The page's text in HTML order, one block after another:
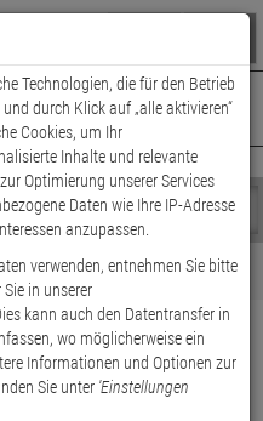
WARENKORB
ist momentan leer.
()
- 16:30 | Fr.: 8:00 - 14:00 Uhr
nutzen
Kameras
Technologien, die für den Betrieb
durch Klick auf „alle aktivieren“
Cookies, um Ihr
Inhalte und relevante
Optimierung unserer Services
Daten wie Ihre IP-Adresse
anzupassen.
verwenden, entnehmen Sie bitte
in unserer
kann auch den Datentransfer in
wo möglicherweise ein
Informationen und Optionen zur
Sie unter 'Einstellungen